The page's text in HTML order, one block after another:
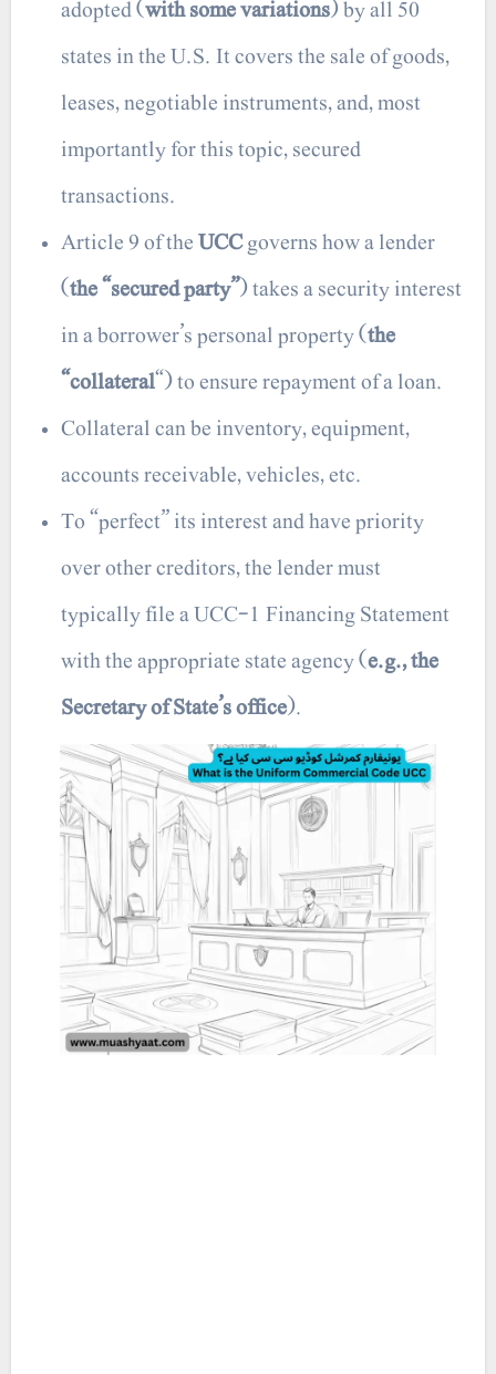
adopted (with some variations) by all 50
states in the U.S. It covers the sale of goods,
leases, negotiable instruments, and, most
importantly for this topic, secured
transactions.
Article 9 of theUCCgoverns how a lender
(the “secured party”) takes a security interest
in a borrower’s personal property (the
“collateral“) to ensure repayment of a loan.
Collateral can be inventory, equipment,
accounts receivable, vehicles, etc.
To “perfect” its interest and have priority
over other creditors, the lender must
typically file a UCC-1 Financing Statement
with the appropriate state agency (e.g., the
Secretary of State’s office).